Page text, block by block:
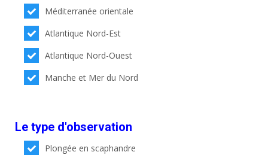
Méditerranée orientale
Atlantique Nord-Est
Atlantique Nord-Ouest
Manche et Mer du Nord
Le type d'observation
Plongée en scaphandre